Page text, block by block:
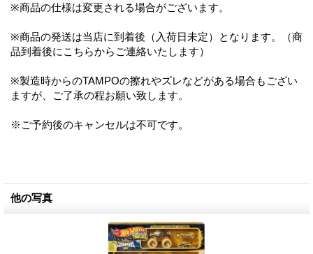
※商品の仕様は変更される場合がございます。
※商品の発送は当店に到着後（入荷日未定）となります。（商
品到着後にこちらからご連絡いたします）
※製造時からのTAMPOの擦れやズレなどがある場合もござい
ますが、ご了承の程お願い致します。
※ご予約後のキャンセルは不可です。
他の写真